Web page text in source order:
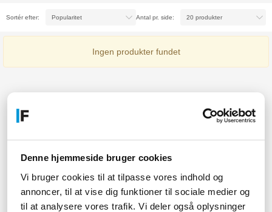
Denne hjemmeside bruger cookies
Vi bruger cookies til at tilpasse vores indhold og
annoncer, til at vise dig funktioner til sociale medier og
til at analysere vores trafik. Vi deler også oplysninger
Sortér efter: Antal pr. side:
Ingen produkter fundet
former for tavler
blackboards, så du kan skrive og tegne former og mere hvis du
derhjemme. Vi har et større udvalg af tavlekridt i forskellige
farver, størrelser og faconer, så kig endelig vores udvalg
igennem for at finde det rette tavlekridt til dine behov.